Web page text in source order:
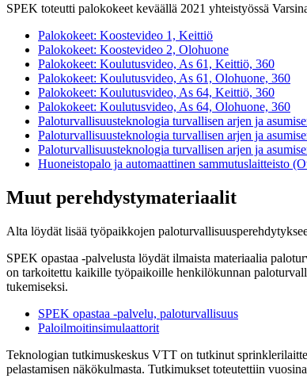
SPEK toteutti palokokeet keväällä 2021 yhteistyössä
Palokokeet: Koostevideo 1, Keittiö
Palokokeet: Koostevideo 2, Olohuone
Palokokeet: Koulutusvideo, As 61, Keittiö, 360
Palokokeet: Koulutusvideo, As 61, Olohuone, 360
Palokokeet: Koulutusvideo, As 64, Keittiö, 360
Palokokeet: Koulutusvideo, As 64, Olohuone, 360
Paloturvallisuusteknologia turvallisen arjen ja
Paloturvallisuusteknologia turvallisen arjen ja
Paloturvallisuusteknologia turvallisen arjen ja
Huoneistopalo ja automaattinen sammutuslaitteisto
Muut perehdystymateriaalit
Alta löydät lisää työpaikkojen
SPEK opastaa -palvelusta löydät ilmaista materiaalia
on tarkoitettu kaikille työpaikoille henkilökunnan
tukemiseksi.
SPEK opastaa -palvelu, paloturvallisuus
Paloilmoitinsimulaattorit
Teknologian tutkimuskeskus VTT on tutkinut
pelastamisen näkökulmasta. Tutkimukset toteutettiin